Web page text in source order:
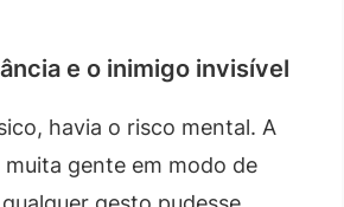
e o inimigo invisível
havia o risco mental. A
gente em modo de